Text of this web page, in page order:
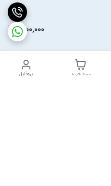
1,900,000
پروفایل سبد خرید